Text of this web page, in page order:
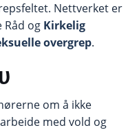
Nettverket er
og Kirkelig
overgrep.
om å ikke
med vold og